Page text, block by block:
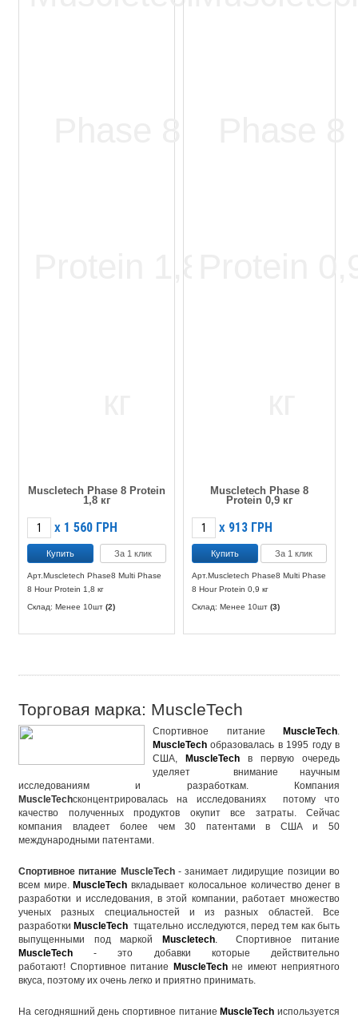
Muscletech Phase 8 Protein
1,8 кг
X 1 560 ГРН
За 1 клик
Арт.Muscletech Phase8 Multi Phase
8 Hour Protein 1,8 кг
Склад: Менее 10шт (2)
Muscletech Phase 8
Protein 0,9 кг
X 913 ГРН
За 1 клик
Арт.Muscletech Phase8 Multi Phase
8 Hour Protein 0,9 кг
Склад: Менее 10шт (3)
Торговая марка: MuscleTech
Спортивное питание MuscleTech.
MuscleTech образовалась в 1995 году в
США,
MuscleTech в первую очередь
уделяет внимание научным
исследованиям и разработкам. Компания
MuscleTechсконцентрировалась на исследованиях потому что
качество полученных продуктов окупит все затраты. Сейчас
компания владеет более чем 30 патентами в США и 50
международными патентами.
Спортивное питание MuscleTech- занимает лидирущие позиции во
всем мире. MuscleTech вкладывает колосальное количество денег в
разработки и исследования, в этой компании, работает множество
ученых разных специальностей и из разных областей. Все
разработки MuscleTech тщательно исследуются, перед тем как быть
выпущенными под маркой
Muscletech.
Спортивное питание
MuscleTech - это добавки которые действительно
работают! Спортивное питание MuscleTechне имеют неприятного
вкуса, поэтому их очень легко и приятно принимать.
На сегодняшний день спортивное питание MuscleTech используется